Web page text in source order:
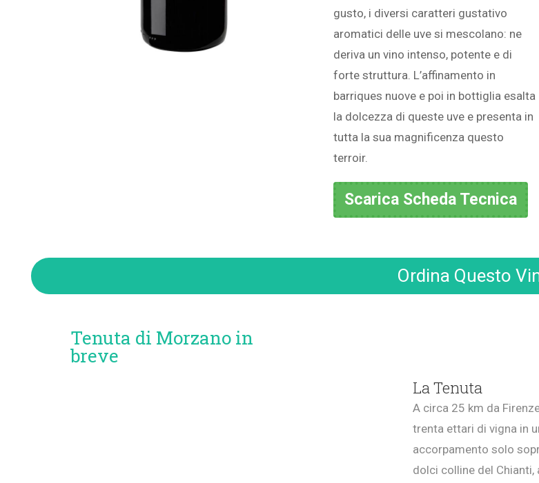
gusto, i diversi caratteri gustativo
aromatici delle uve si mescolano: ne
deriva un vino intenso, potente e di
forte struttura. L’affinamento in
barriques nuove e poi in bottiglia esalta
la dolcezza di queste uve e presenta in
tutta la sua magnificenza questo
terroir.
Scarica Scheda Tecnica
Ordina Questo
Tenuta di Morzano in
breve
La Tenuta
A circa 25 km da
trenta ettari di vigna in
accorpamento solo
dolci colline del Chianti,